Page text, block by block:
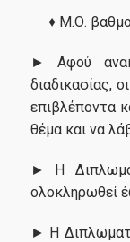
♦ Μ.Ο.
► Αφού
διαδικασίας,
επιβλέποντα
θέμα και να
► Η
ολοκληρωθεί
► Η